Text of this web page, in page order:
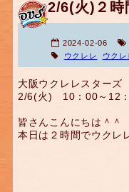
2/6(火)２時
2024-02-06
ウクレレ
ウク
大阪ウクレレスターズ
2/6(火) 10：00～12
皆さんこんにちは＾＾
本日は２時間でウクレ